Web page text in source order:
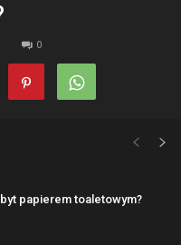
0
papierem toaletowym?